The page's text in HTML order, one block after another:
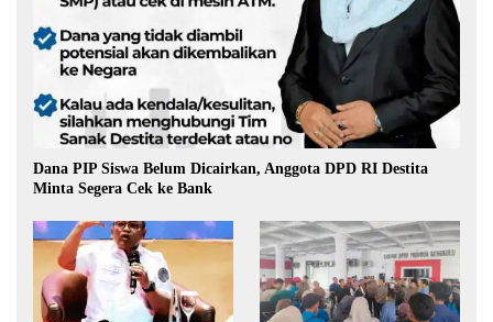
Dana PIP Siswa Belum Dicairkan, Anggota DPD RI Destita
Minta Segera Cek ke Bank